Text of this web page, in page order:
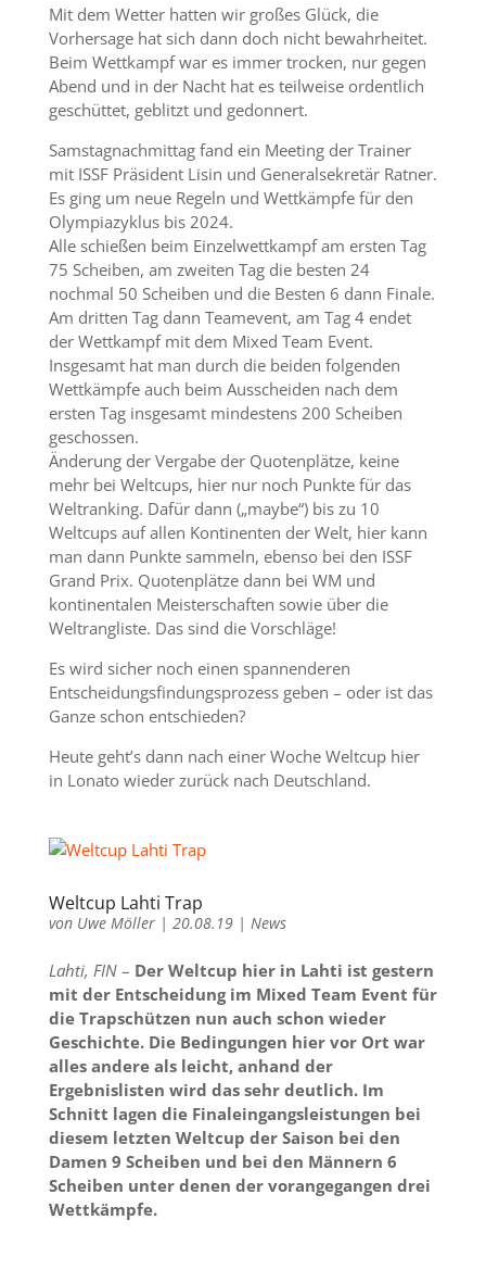
Mit dem Wetter hatten wir großes Glück, die
Vorhersage hat sich dann doch nicht bewahrheitet.
Beim Wettkampf war es immer trocken, nur gegen
Abend und in der Nacht hat es teilweise ordentlich
geschüttet, geblitzt und gedonnert.
Samstagnachmittag fand ein Meeting der Trainer
mit ISSF Präsident Lisin und Generalsekretär Ratner.
Es ging um neue Regeln und Wettkämpfe für den
Olympiazyklus bis 2024.
Alle schießen beim Einzelwettkampf am ersten Tag
75 Scheiben, am zweiten Tag die besten 24
nochmal 50 Scheiben und die Besten 6 dann Finale.
Am dritten Tag dann Teamevent, am Tag 4 endet
der Wettkampf mit dem Mixed Team Event.
Insgesamt hat man durch die beiden folgenden
Wettkämpfe auch beim Ausscheiden nach dem
ersten Tag insgesamt mindestens 200 Scheiben
geschossen.
Änderung der Vergabe der Quotenplätze, keine
mehr bei Weltcups, hier nur noch Punkte für das
Weltranking. Dafür dann („maybe“) bis zu 10
Weltcups auf allen Kontinenten der Welt, hier kann
man dann Punkte sammeln, ebenso bei den ISSF
Grand Prix. Quotenplätze dann bei WM und
kontinentalen Meisterschaften sowie über die
Weltrangliste. Das sind die Vorschläge!
Es wird sicher noch einen spannenderen
Entscheidungsfindungsprozess geben – oder ist das
Ganze schon entschieden?
Heute geht’s dann nach einer Woche Weltcup hier
in Lonato wieder zurück nach Deutschland.
Weltcup Lahti Trap
von Uwe Möller| 20.08.19| News
Lahti, FIN– Der Weltcup hier in Lahti ist gestern
mit der Entscheidung im Mixed Team Event für
die Trapschützen nun auch schon wieder
Geschichte. Die Bedingungen hier vor Ort war
alles andere als leicht, anhand der
Ergebnislisten wird das sehr deutlich. Im
Schnitt lagen die Finaleingangsleistungen bei
diesem letzten Weltcup der Saison bei den
Damen 9 Scheiben und bei den Männern 6
Scheiben unter denen der vorangegangen drei
Wettkämpfe.